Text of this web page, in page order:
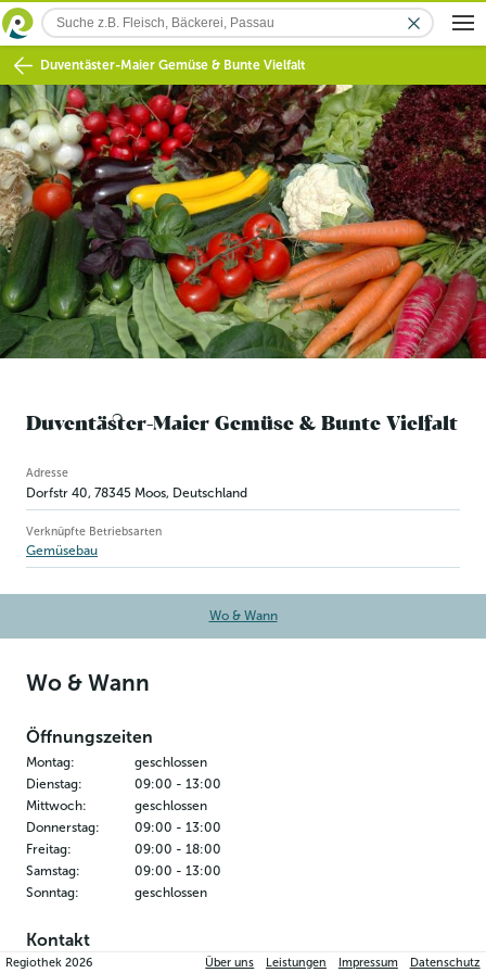
Duventäster-Maier Gemüse & Bunte Vielfalt
Duventäster-Maier Gemüse & Bunte Vielfalt
Betriebsinformation
Adresse
Dorfstr 40, 78345 Moos, Deutschland
Verknüpfte Betriebsarten
Gemüsebau
Wo & Wann
Wo & Wann
Öffnungszeiten
Montag:
geschlossen
Dienstag: 09:00 - 13:00
Mittwoch:
geschlossen
Donnerstag: 09:00 - 13:00
Freitag: 09:00 - 18:00
Samstag: 09:00 - 13:00
Sonntag: geschlossen
Kontakt
Duventäster-Maier Gemüse & Bunte Vielfalt
Regiothek2026 Über uns Leistungen Impressum Datenschutz